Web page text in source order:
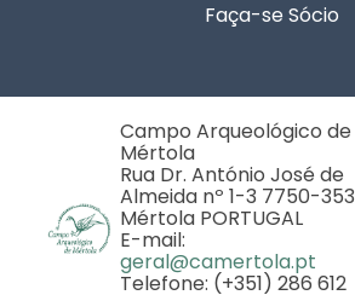
Faça-se Sócio
Campo Arqueológico de
Mértola
Rua Dr. António José de
Almeida nº 1-3 7750-353
Mértola PORTUGAL
E-mail:
geral@camertola.pt
Telefone: (+351) 286 612